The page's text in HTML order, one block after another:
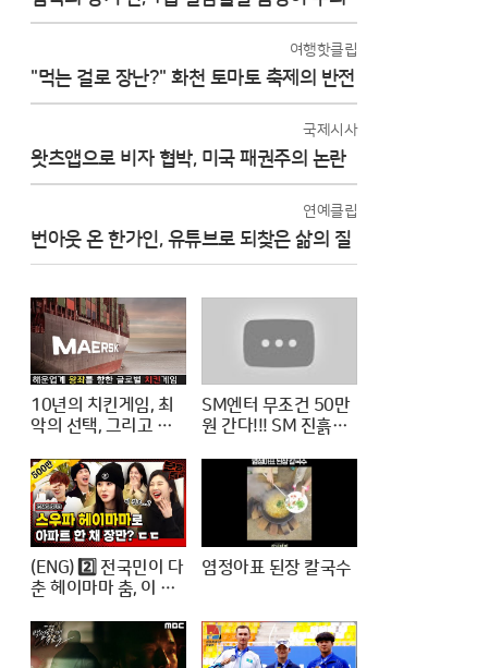
여행핫클립
"먹는 걸로 장난?" 화천 토마토 축제의 반전
국제시사
왓츠앱으로 비자 협박, 미국 패권주의 논란
연예클립
번아웃 온 한가인, 유튜브로 되찾은 삶의 질
10년의 치킨게임, 최
악의 선택, 그리고 한
SM엔터 무조건 50만
원 간다!!! SM 진흙탕
(ENG) 2️⃣ 전국민이 다
춘 헤이마마 춤, 이 정
아파트 한 채는 마련하
셨겠지? (순수한 궁금
염정아표 된장 칼국수